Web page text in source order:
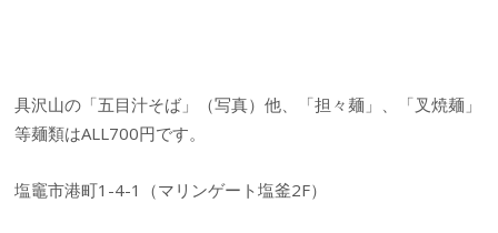
具沢山の「五目汁そば」（写真）他、「担々麺」、「叉焼麺」
等麺類はALL700円です。
塩竈市港町1-4-1（マリンゲート塩釜2F）